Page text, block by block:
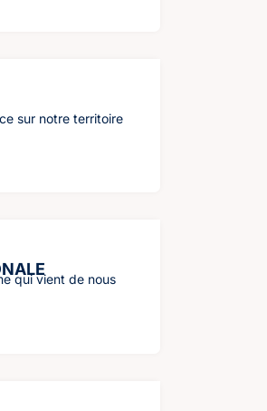
sur notre territoire
qui vient de nous